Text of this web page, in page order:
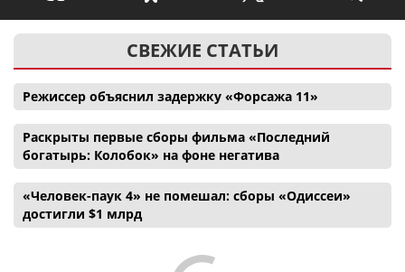
СВЕЖИЕ СТАТЬИ
Режиссер объяснил задержку «Форсажа 11»
Раскрыты первые сборы фильма «Последний
богатырь: Колобок» на фоне негатива
«Человек-паук 4» не помешал: сборы «Одиссеи»
достигли $1 млрд